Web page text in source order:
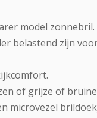
model zonnebril.
belastend zijn
of grijze of
microvezel